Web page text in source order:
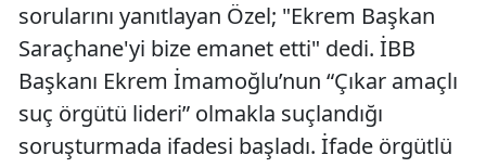
sorularını yanıtlayan Özel; "Ekrem Başkan
Saraçhane'yi bize emanet etti" dedi. İBB
Başkanı Ekrem İmamoğlu’nun “Çıkar amaçlı
suç örgütü lideri” olmakla suçlandığı
soruşturmada ifadesi başladı. İfade örgütlü